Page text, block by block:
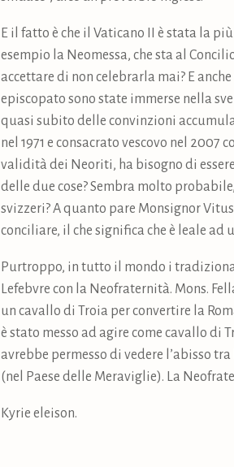
E il fatto è che il Vaticano II è stata la
esempio la Neomessa, che sta al
accettare di non celebrarla mai? E
episcopato sono state immerse nella
quasi subito delle convinzioni
nel 1971 e consacrato vescovo nel
validità dei Neoriti, ha bisogno di
delle due cose? Sembra molto
svizzeri? A quanto pare Monsignor
conciliare, il che significa che è leale ad
Purtroppo, in tutto il mondo i
Lefebvre con la Neofraternità. Mons.
un cavallo di Troia per convertire la
è stato messo ad agire come cavallo di
avrebbe permesso di vedere l’abisso
(nel Paese delle Meraviglie). La
Kyrie eleison.